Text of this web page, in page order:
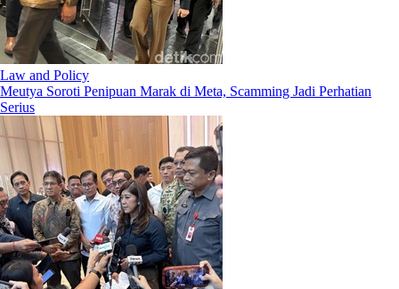
Law and Policy
Meutya Soroti Penipuan Marak di Meta, Scamming Jadi Perhatian
Serius